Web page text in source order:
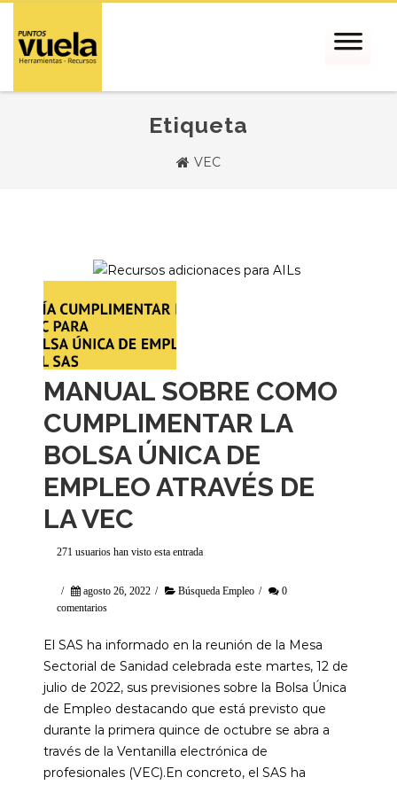
Etiqueta
VEC
MANUAL SOBRE COMO
CUMPLIMENTAR LA
BOLSA ÚNICA DE
EMPLEO ATRAVÉS DE
LA VEC
271 usuarios han visto esta entrada
/ agosto 26, 2022 / Búsqueda Empleo /
0
comentarios
El SAS ha informado en la reunión de la Mesa
Sectorial de Sanidad celebrada este martes, 12 de
julio de 2022, sus previsiones sobre la Bolsa Única
de Empleo destacando que está previsto que
durante la primera quince de octubre se abra a
través de la Ventanilla electrónica de
profesionales (VEC).En concreto, el SAS ha